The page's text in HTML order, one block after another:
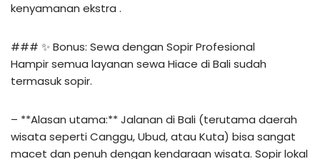
kenyamanan ekstra .
### ✨ Bonus: Sewa dengan Sopir Profesional
Hampir semua layanan sewa Hiace di Bali sudah
termasuk sopir.
– **Alasan utama:** Jalanan di Bali (terutama daerah
wisata seperti Canggu, Ubud, atau Kuta) bisa sangat
macet dan penuh dengan kendaraan wisata. Sopir lokal